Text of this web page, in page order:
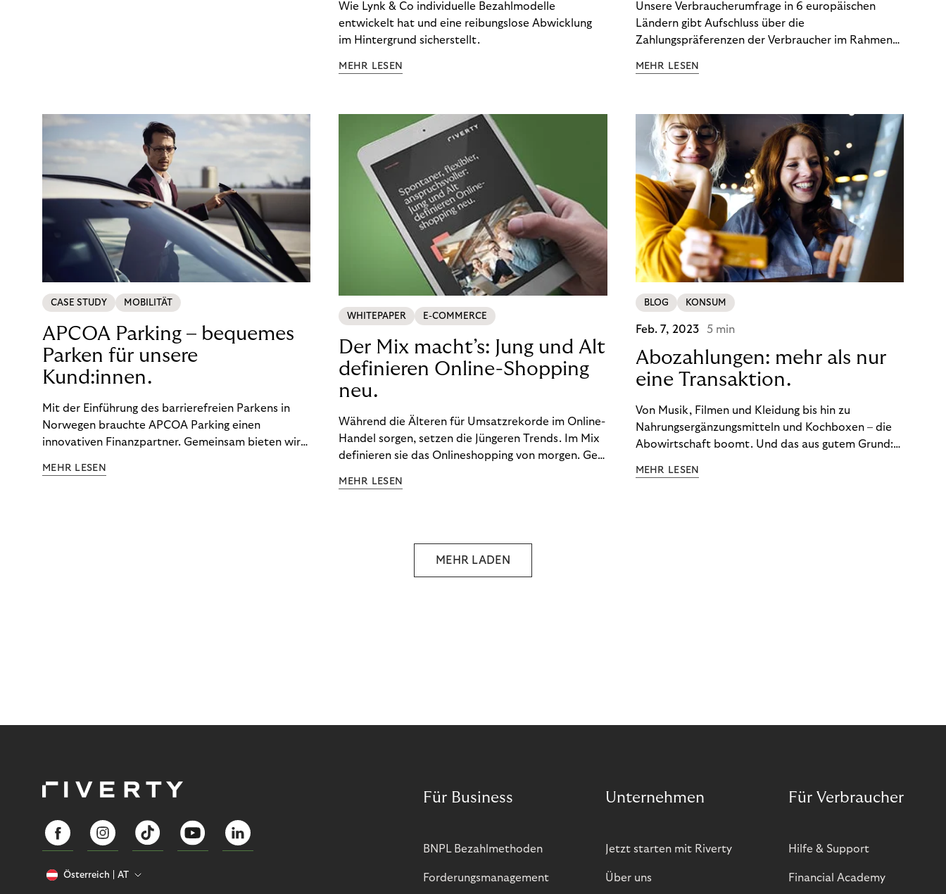
Wie Lynk & Co individuelle Bezahlmodelle
entwickelt hat und eine reibungslose Abwicklung
im Hintergrund sicherstellt.
MEHR LESEN
Unsere Verbraucherumfrage in 6 europäischen
Ländern gibt Aufschluss über die
Zahlungspräferenzen der Verbraucher im Rahmen
Ergebnisse, um zu erfahren, wie Sie
MEHR LESEN
CASE STUDY MOBILITÄT
APCOA Parking – bequemes
Parken für unsere
Kund:innen.
Mit der Einführung des barrierefreien Parkens in
Norwegen brauchte APCOA Parking einen
innovativen Finanzpartner. Gemeinsam bieten wir
Erlebnis.
MEHR LESEN
WHITEPAPER E-COMMERCE
Der Mix macht’s: Jung und Alt
definieren Online-Shopping
neu.
Während die Älteren für Umsatzrekorde im Online-
Handel sorgen, setzen die Jüngeren Trends. Im Mix
definieren sie das Onlineshopping von morgen. Gen
gemeinsame Leidenschaft - allerdings
MEHR LESEN
BLOG KONSUM
Feb. 7, 2023 5 min
Abozahlungen: mehr als nur
eine Transaktion.
Von Musik, Filmen und Kleidung bis hin zu
Nahrungsergänzungsmitteln und Kochboxen – die
Abowirtschaft boomt. Und das aus gutem Grund:
wünschen. Sie ermöglichen es uns, Produkte und
MEHR LESEN
MEHR LADEN
Österreich AT
Für Business
BNPL Bezahlmethoden
Forderungsmanagement
Unternehmen
Jetzt starten mit Riverty
Über uns
Für Verbraucher
Hilfe & Support
Financial Academy